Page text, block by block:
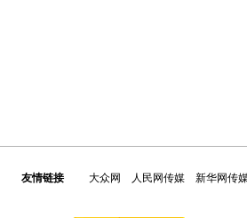
友情链接 大众网 人民网传媒 新华网传